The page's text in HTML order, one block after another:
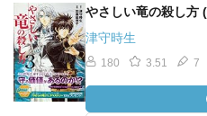
やさしい竜の殺し方
津守時生
180 3.51 7